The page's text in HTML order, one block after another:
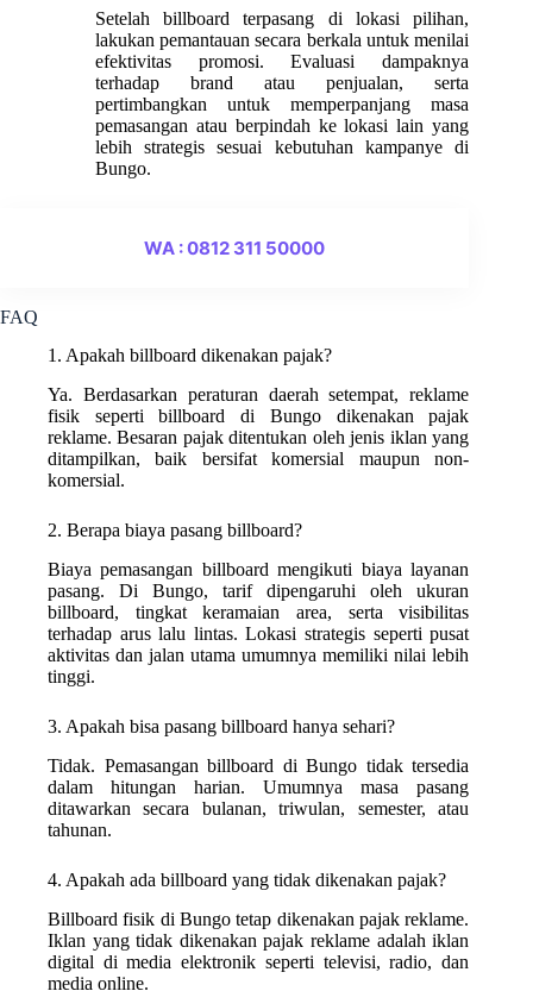
Setelah billboard terpasang di lokasi pilihan,
lakukan pemantauan secara berkala untuk menilai
efektivitas promosi. Evaluasi dampaknya
terhadap brand atau penjualan, serta
pertimbangkan untuk memperpanjang masa
pemasangan atau berpindah ke lokasi lain yang
lebih strategis sesuai kebutuhan kampanye di
Bungo.
WA : 0812 311 50000
FAQ
1. Apakah billboard dikenakan pajak?
Ya. Berdasarkan peraturan daerah setempat, reklame
fisik seperti billboard di Bungo dikenakan pajak
reklame. Besaran pajak ditentukan oleh jenis iklan yang
ditampilkan, baik bersifat komersial maupun non-
komersial.
2. Berapa biaya pasang billboard?
Biaya pemasangan billboard mengikuti biaya layanan
pasang. Di Bungo, tarif dipengaruhi oleh ukuran
billboard, tingkat keramaian area, serta visibilitas
terhadap arus lalu lintas. Lokasi strategis seperti pusat
aktivitas dan jalan utama umumnya memiliki nilai lebih
tinggi.
3. Apakah bisa pasang billboard hanya sehari?
Tidak. Pemasangan billboard di Bungo tidak tersedia
dalam hitungan harian. Umumnya masa pasang
ditawarkan secara bulanan, triwulan, semester, atau
tahunan.
4. Apakah ada billboard yang tidak dikenakan pajak?
Billboard fisik di Bungo tetap dikenakan pajak reklame.
Iklan yang tidak dikenakan pajak reklame adalah iklan
digital di media elektronik seperti televisi, radio, dan
media online.